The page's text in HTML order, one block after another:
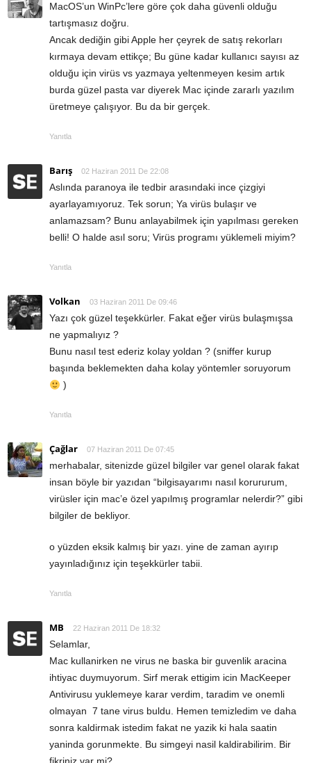
MacOS’un WinPc’lere göre çok daha güvenli olduğu
tartışmasız doğru.
Ancak dediğin gibi Apple her çeyrek de satış rekorları
kırmaya devam ettikçe; Bu güne kadar kullanıcı sayısı az
olduğu için virüs vs yazmaya yeltenmeyen kesim artık
burda güzel pasta var diyerek Mac içinde zararlı yazılım
üretmeye çalışıyor. Bu da bir gerçek.
Yanıtla
Barış 02 Haziran 2011 De 22:08
Aslında paranoya ile tedbir arasındaki ince çizgiyi
ayarlayamıyoruz. Tek sorun; Ya virüs bulaşır ve
anlamazsam? Bunu anlayabilmek için yapılması gereken
belli! O halde asıl soru; Virüs programı yüklemeli miyim?
Yanıtla
Volkan 03 Haziran 2011 De 09:46
Yazı çok güzel teşekkürler. Fakat eğer virüs bulaşmışsa
ne yapmalıyız ?
Bunu nasıl test ederiz kolay yoldan ? (sniffer kurup
başında beklemekten daha kolay yöntemler soruyorum
)
Yanıtla
Çağlar 07 Haziran 2011 De 07:45
merhabalar, sitenizde güzel bilgiler var genel olarak fakat
insan böyle bir yazıdan “bilgisayarımı nasıl korururum,
virüsler için mac’e özel yapılmış programlar nelerdir?” gibi
bilgiler de bekliyor.
o yüzden eksik kalmış bir yazı. yine de zaman ayırıp
yayınladığınız için teşekkürler tabii.
Yanıtla
MB 22 Haziran 2011 De 18:32
Selamlar,
Mac kullanirken ne virus ne baska bir guvenlik aracina
ihtiyac duymuyorum. Sirf merak ettigim icin MacKeeper
Antivirusu yuklemeye karar verdim, taradim ve onemli
olmayan 7 tane virus buldu. Hemen temizledim ve daha
sonra kaldirmak istedim fakat ne yazik ki hala saatin
yaninda gorunmekte. Bu simgeyi nasil kaldirabilirim. Bir